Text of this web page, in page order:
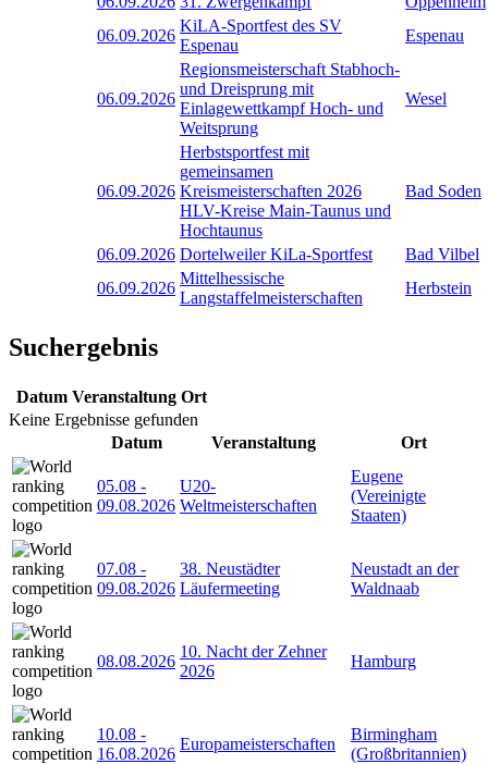
06.09.2026
KiLA-Sportfest des SV
Espenau
Espenau
06.09.2026
Regionsmeisterschaft Stabhoch-
und Dreisprung mit
Einlagewettkampf Hoch- und
Weitsprung
Wesel
06.09.2026
Herbstsportfest mit
gemeinsamen
Kreismeisterschaften 2026
HLV-Kreise Main-Taunus und
Hochtaunus
Bad Soden
06.09.2026 Dortelweiler KiLa-Sportfest
Bad Vilbel
06.09.2026
Mittelhessische
Langstaffelmeisterschaften
Herbstein
Suchergebnis
Datum Veranstaltung Ort
Keine Ergebnisse gefunden
Datum
Veranstaltung Ort
05.08 -
09.08.2026
U20-
Weltmeisterschaften
Eugene
(Vereinigte
Staaten)
07.08 -
09.08.2026
38. Neustädter
Läufermeeting
Neustadt an der
Waldnaab
08.08.2026
10. Nacht der Zehner
2026
Hamburg
10.08 -
16.08.2026
Europameisterschaften
Birmingham
(Großbritannien)